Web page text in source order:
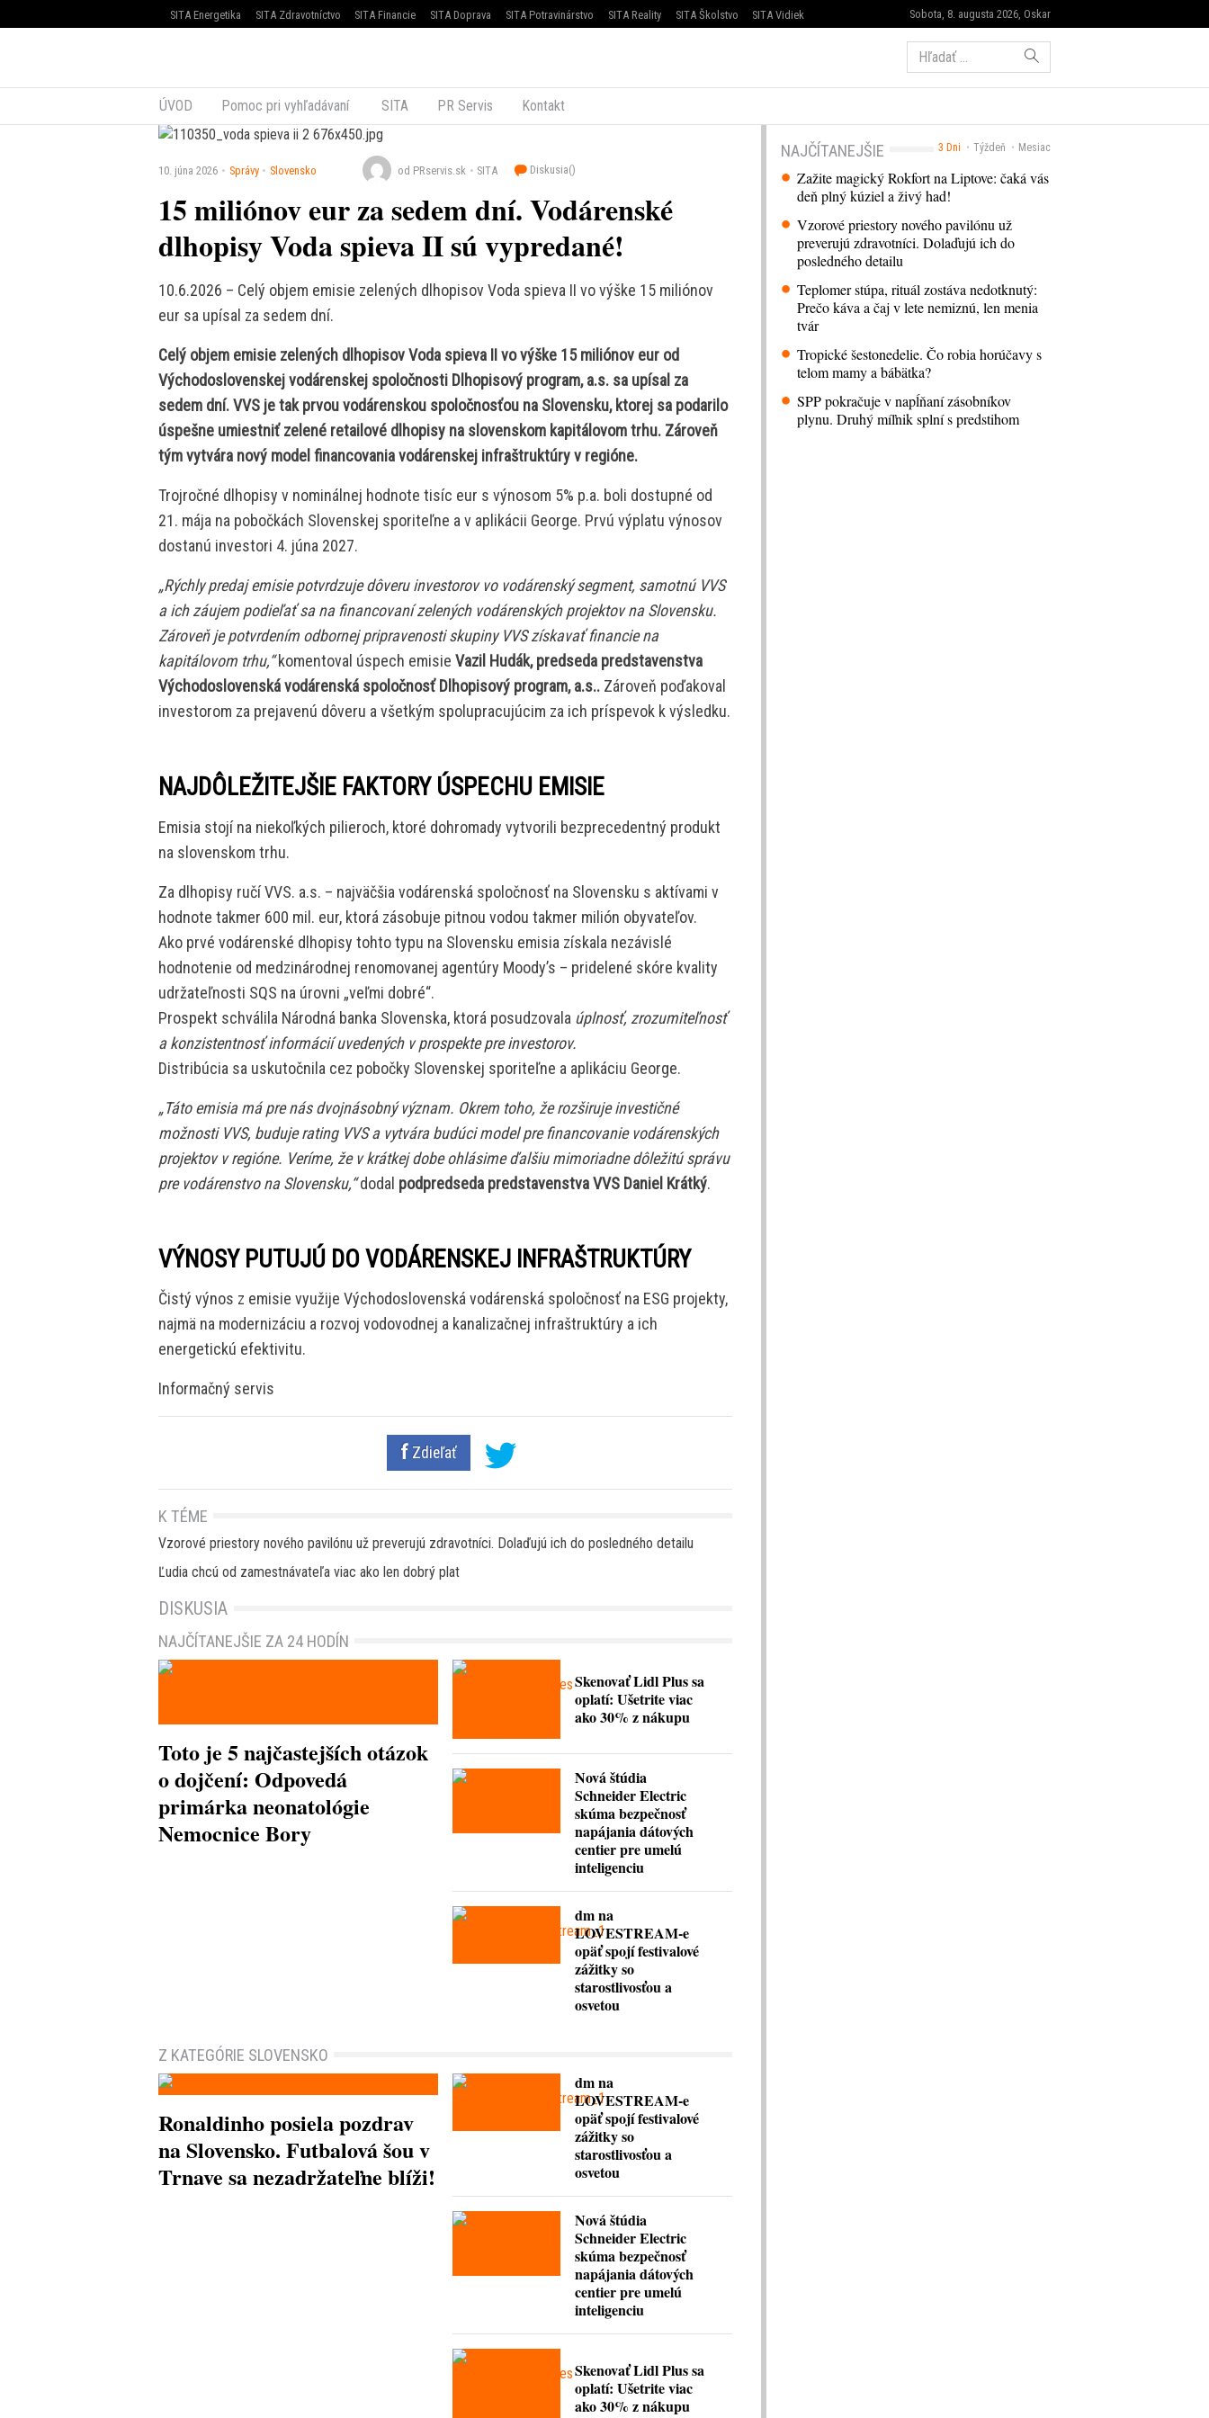
Sobota, 8. augusta 2026, Oskar
SITA Energetika SITA Zdravotníctvo SITA Financie SITA Doprava SITA Potravinárstvo SITA Reality SITA Školstvo SITA Vidiek
Hľadať:
ÚVOD Pomoc pri vyhľadávaní SITA PR Servis Kontakt
10. júna 2026 Správy Slovensko od PRservis.sk SITA Diskusia()
15 miliónov eur za sedem dní. Vodárenské
dlhopisy Voda spieva II sú vypredané!
10.6.2026 – Celý objem emisie zelených dlhopisov Voda spieva II vo výške 15 miliónov
eur sa upísal za sedem dní.
Celý objem emisie zelených dlhopisov Voda spieva II vo výške 15 miliónov eur od
Východoslovenskej vodárenskej spoločnosti Dlhopisový program, a.s. sa upísal za
sedem dní. VVS je tak prvou vodárenskou spoločnosťou na Slovensku, ktorej sa podarilo
úspešne umiestniť zelené retailové dlhopisy na slovenskom kapitálovom trhu. Zároveň
tým vytvára nový model financovania vodárenskej infraštruktúry v regióne.
Trojročné dlhopisy v nominálnej hodnote tisíc eur s výnosom 5% p.a. boli dostupné od
21. mája na pobočkách Slovenskej sporiteľne a v aplikácii George. Prvú výplatu výnosov
dostanú investori 4. júna 2027.
„Rýchly predaj emisie potvrdzuje dôveru investorov vo vodárenský segment, samotnú VVS
a ich záujem podieľať sa na financovaní zelených vodárenských projektov na Slovensku.
Zároveň je potvrdením odbornej pripravenosti skupiny VVS získavať financie na
kapitálovom trhu,“komentoval úspech emisie Vazil Hudák, predseda predstavenstva
Východoslovenská vodárenská spoločnosť Dlhopisový program, a.s.. Zároveň poďakoval
investorom za prejavenú dôveru a všetkým spolupracujúcim za ich príspevok k výsledku.
NAJDÔLEŽITEJŠIE FAKTORY ÚSPECHU EMISIE
Emisia stojí na niekoľkých pilieroch, ktoré dohromady vytvorili bezprecedentný produkt
na slovenskom trhu.
Za dlhopisy ručí VVS. a.s. – najväčšia vodárenská spoločnosť na Slovensku s aktívami v
hodnote takmer 600 mil. eur, ktorá zásobuje pitnou vodou takmer milión obyvateľov.
Ako prvé vodárenské dlhopisy tohto typu na Slovensku emisia získala nezávislé
hodnotenie od medzinárodnej renomovanej agentúry Moody’s – pridelené skóre kvality
udržateľnosti SQS na úrovni „veľmi dobré“.
Prospekt schválila Národná banka Slovenska, ktorá posudzovala úplnosť, zrozumiteľnosť
a konzistentnosť informácií uvedených v prospekte pre investorov.
Distribúcia sa uskutočnila cez pobočky Slovenskej sporiteľne a aplikáciu George.
„Táto emisia má pre nás dvojnásobný význam. Okrem toho, že rozširuje investičné
možnosti VVS, buduje rating VVS a vytvára budúci model pre financovanie vodárenských
projektov v regióne. Veríme, že v krátkej dobe ohlásime ďalšiu mimoriadne dôležitú správu
pre vodárenstvo na Slovensku,“dodal podpredseda predstavenstva VVS Daniel Krátký.
VÝNOSY PUTUJÚ DO VODÁRENSKEJ INFRAŠTRUKTÚRY
Čistý výnos z emisie využije Východoslovenská vodárenská spoločnosť na ESG projekty,
najmä na modernizáciu a rozvoj vodovodnej a kanalizačnej infraštruktúry a ich
energetickú efektivitu.
Informačný servis
Zdieľať
3 Dni Týždeň Mesiac
NAJČÍTANEJŠIE
Zažite magický Rokfort na Liptove: čaká vás
deň plný kúziel a živý had!
Vzorové priestory nového pavilónu už
preverujú zdravotníci. Dolaďujú ich do
posledného detailu
Teplomer stúpa, rituál zostáva nedotknutý:
Prečo káva a čaj v lete nemiznú, len menia
tvár
Tropické šestonedelie. Čo robia horúčavy s
telom mamy a bábätka?
SPP pokračuje v napĺňaní zásobníkov
plynu. Druhý míľnik splní s predstihom
K TÉME
Vzorové priestory nového pavilónu už preverujú zdravotníci. Dolaďujú ich do posledného detailu
Ľudia chcú od zamestnávateľa viac ako len dobrý plat
DISKUSIA
NAJČÍTANEJŠIE ZA 24 HODÍN
Toto je 5 najčastejších otázok
o dojčení: Odpovedá
primárka neonatológie
Nemocnice Bory
Skenovať Lidl Plus sa
oplatí: Ušetrite viac
ako 30% z nákupu
Nová štúdia
Schneider Electric
skúma bezpečnosť
napájania dátových
centier pre umelú
inteligenciu
dm na
LOVESTREAM-e
opäť spojí festivalové
zážitky so
starostlivosťou a
osvetou
Z KATEGÓRIE SLOVENSKO
Ronaldinho posiela pozdrav
na Slovensko. Futbalová šou v
Trnave sa nezadržateľne blíži!
dm na
LOVESTREAM-e
opäť spojí festivalové
zážitky so
starostlivosťou a
osvetou
Nová štúdia
Schneider Electric
skúma bezpečnosť
napájania dátových
centier pre umelú
inteligenciu
Skenovať Lidl Plus sa
oplatí: Ušetrite viac
ako 30% z nákupu